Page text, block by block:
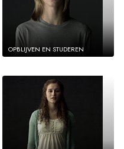
OPBLIJVEN EN STUDEREN